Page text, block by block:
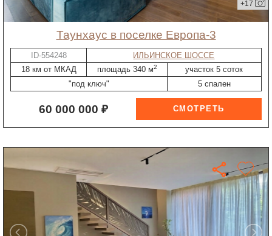
+17
таунхаус в поселке Европа-3
ID-554248
ИЛЬИНСКОЕ ШОССЕ
18 км от МКАД
площадь 340 м2
участок 5 соток
"под ключ"
5 спален
60 000 000 ₽